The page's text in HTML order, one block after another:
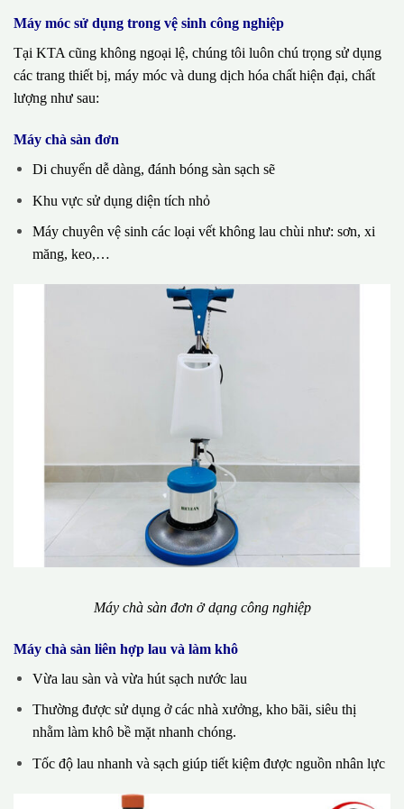
Máy móc sử dụng trong vệ sinh công nghiệp
Tại KTA cũng không ngoại lệ, chúng tôi luôn chú trọng sử dụng
các trang thiết bị, máy móc và dung dịch hóa chất hiện đại, chất
lượng như sau:
Máy chà sàn đơn
Di chuyển dễ dàng, đánh bóng sàn sạch sẽ
Khu vực sử dụng diện tích nhỏ
Máy chuyên vệ sinh các loại vết không lau chùi như: sơn, xi
măng, keo,…
Máy chà sàn đơn ở dạng công nghiệp
Máy chà sàn liên hợp lau và làm khô
Vừa lau sàn và vừa hút sạch nước lau
Thường được sử dụng ở các nhà xưởng, kho bãi, siêu thị
nhằm làm khô bề mặt nhanh chóng.
Tốc độ lau nhanh và sạch giúp tiết kiệm được nguồn nhân lực